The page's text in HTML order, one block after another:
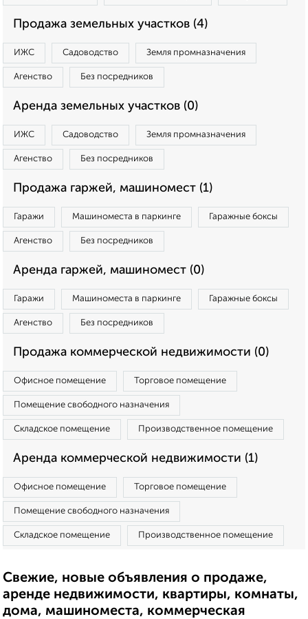
Продажа земельных участков (4)
ИЖС Садоводство Земля промназначения
Агенство Без посредников
Аренда земельных участков (0)
ИЖС Садоводство Земля промназначения
Агенство Без посредников
Продажа гаржей, машиномест (1)
Гаражи Машиноместа в паркинге Гаражные боксы
Агенство Без посредников
Аренда гаржей, машиномест (0)
Гаражи Машиноместа в паркинге Гаражные боксы
Агенство Без посредников
Продажа коммерческой недвижимости (0)
Офисное помещение Торговое помещение
Помещение свободного назначения
Складское помещение Производственное помещение
Аренда коммерческой недвижимости (1)
Офисное помещение Торговое помещение
Помещение свободного назначения
Складское помещение Производственное помещение
Свежие, новые объявления о продаже,
аренде недвижимости, квартиры, комнаты,
дома, машиноместа, коммерческая